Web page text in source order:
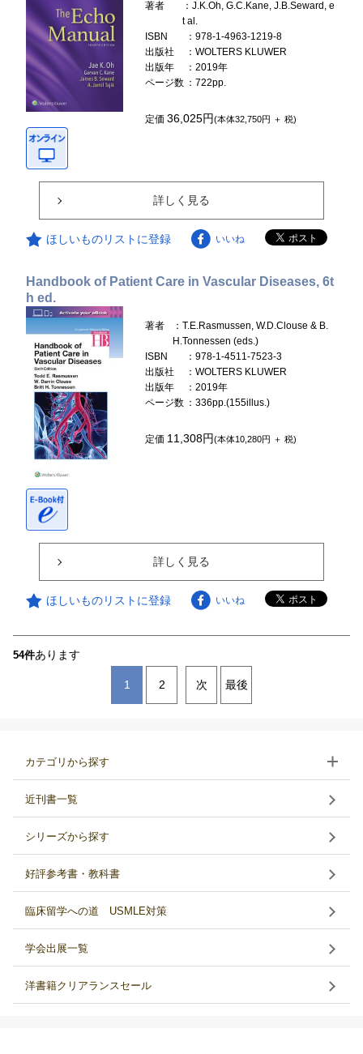
著者
：J.K.Oh, G.C.Kane, J.B.Seward, e
t al.
ISBN
：978-1-4963-1219-8
出版社
：WOLTERS KLUWER
出版年
：2019年
ページ数 ：722pp.
定価36,025円(本体32,750円 ＋ 税)
詳しく見る
ほしいものリストに登録 いいね
Handbook of Patient Care in Vascular Diseases, 6t
h ed.
著者
：T.E.Rasmussen, W.D.Clouse & B.
H.Tonnessen (eds.)
ISBN
：978-1-4511-7523-3
出版社
：WOLTERS KLUWER
出版年
：2019年
ページ数 ：336pp.(155illus.)
定価 11,308円(本体10,280円 ＋ 税)
詳しく見る
ほしいものリストに登録 いいね
54件あります
1 2 次 最後
カテゴリから探す
近刊書一覧
シリーズから探す
好評参考書・教科書
臨床留学への道 USMLE対策
学会出展一覧
洋書籍クリアランスセール